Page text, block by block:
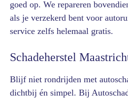
goed op. We repareren
als je verzekerd bent voor
service zelfs helemaal gratis.
Schadeherstel
Blijf niet rondrijden met
dichtbij én simpel. Bij